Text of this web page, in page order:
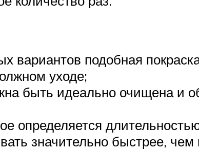
вариантов подобная
уходе;
быть идеально очищена и
определяется
значительно быстрее, чем